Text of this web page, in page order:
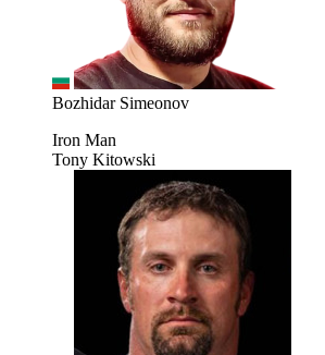
Bozhidar Simeonov
Iron Man
Tony Kitowski